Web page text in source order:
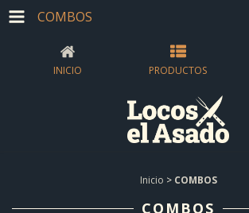
COMBOS
INICIO PRODUCTOS
Inicio > COMBOS
COMBOS